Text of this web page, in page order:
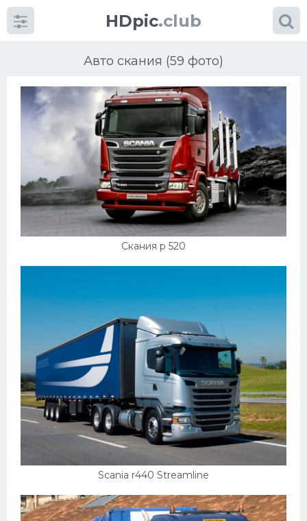
HDpic.club
Авто скания (59 фото)
Скания р 520
Scania r440 Streamline
Категории
Разное
Автомобили
Ниссан
Ауди
Гараж
Русские авто
Вольво
Сузуки